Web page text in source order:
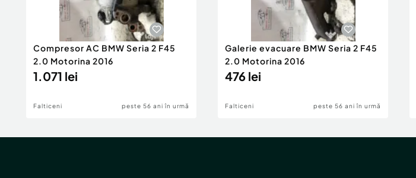
Compresor AC BMW Seria 2 F45
2.0 Motorina 2016
1.071 lei
Falticeni peste 56 ani în urmă
Galerie evacuare BMW Seria 2 F45
2.0 Motorina 2016
476 lei
Falticeni peste 56 ani în urmă